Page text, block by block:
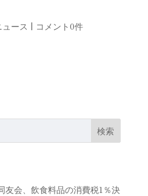
ュース | コメント0件
検索
友会、飲食料品の消費税1％決